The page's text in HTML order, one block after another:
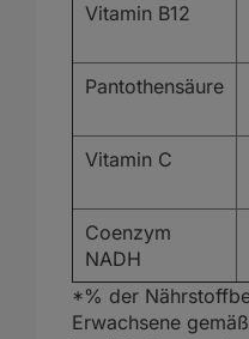
Vitamin B12
Pantothensäure
Vitamin C
Coenzym
NADH
*% der
Erwachsene